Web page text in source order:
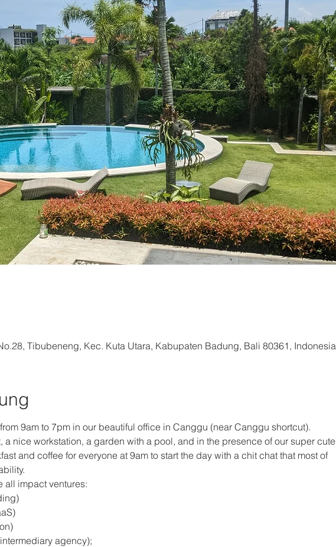
Tibubeneng, Kec. Kuta Utara, Kabupaten Badung, Bali 80361, Indonesia
9am to 7pm in our beautiful office in Canggu (near Canggu shortcut).
nice workstation, a garden with a pool, and in the presence of our super cute
and coffee for everyone at 9am to start the day with a chit chat that most of
all impact ventures:
agency);